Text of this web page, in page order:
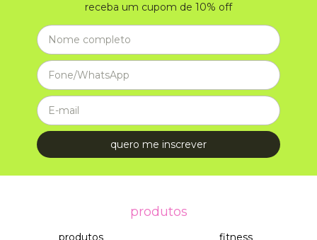
receba um cupom de 10% off
produtos
produtos
fitness